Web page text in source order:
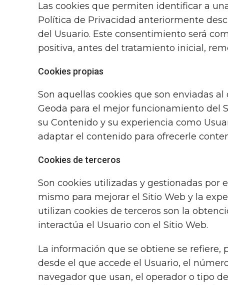
Las cookies que permiten identificar a
Política de Privacidad anteriormente
del Usuario. Este consentimiento será
positiva, antes del tratamiento inicial,
Cookies propias
Son aquellas cookies que son enviadas
Geoda para el mejor funcionamiento del
su Contenido y su experiencia como
adaptar el contenido para ofrecerle
Cookies de terceros
Son cookies utilizadas y gestionadas por
mismo para mejorar el Sitio Web y la
utilizan cookies de terceros son la
interactúa el Usuario con el Sitio Web.
La información que se obtiene se
desde el que accede el Usuario, el
navegador que usan, el operador o tipo